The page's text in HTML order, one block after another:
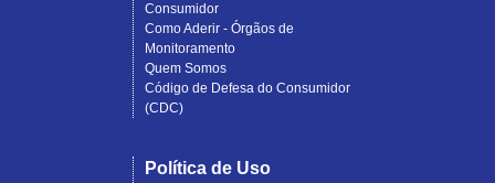
Consumidor
Como Aderir - Órgãos de
Monitoramento
Quem Somos
Código de Defesa do Consumidor
(CDC)
Política de Uso